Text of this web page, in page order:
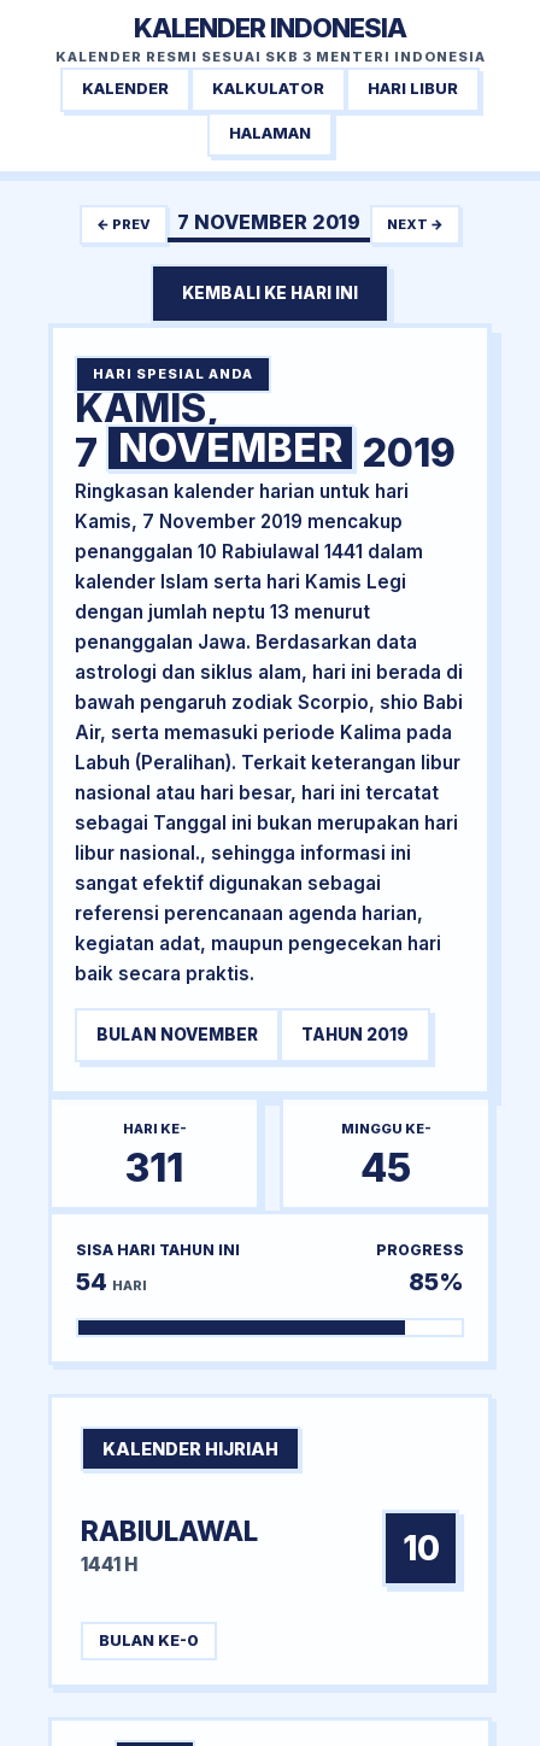
KALENDER INDONESIA
KALENDER RESMI SESUAI SKB 3 MENTERI INDONESIA
KALENDER KALKULATOR HARI LIBUR
HALAMAN
← PREV 7 NOVEMBER 2019 NEXT →
KEMBALI KE HARI INI
HARI SPESIAL ANDA
KAMIS,
7 NOVEMBER 2019
Ringkasan kalender harian untuk hari
Kamis, 7 November 2019 mencakup
penanggalan 10 Rabiulawal 1441 dalam
kalender Islam serta hari Kamis Legi
dengan jumlah neptu 13 menurut
penanggalan Jawa. Berdasarkan data
astrologi dan siklus alam, hari ini berada di
bawah pengaruh zodiak Scorpio, shio Babi
Air, serta memasuki periode Kalima pada
Labuh (Peralihan). Terkait keterangan libur
nasional atau hari besar, hari ini tercatat
sebagai Tanggal ini bukan merupakan hari
libur nasional., sehingga informasi ini
sangat efektif digunakan sebagai
referensi perencanaan agenda harian,
kegiatan adat, maupun pengecekan hari
baik secara praktis.
BULAN NOVEMBER TAHUN 2019
HARI KE-
311
MINGGU KE-
45
SISA HARI TAHUN INI
54 HARI
PROGRESS
85%
KALENDER HIJRIAH
RABIULAWAL
1441 H 10
BULAN KE-0